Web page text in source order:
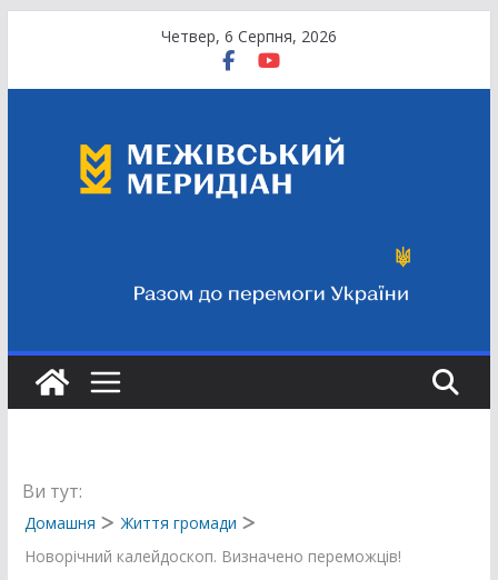
вмісту
Четвер, 6 Серпня, 2026
Ви тут:
Домашня
Життя громади
Новорічний калейдоскоп. Визначено переможців!